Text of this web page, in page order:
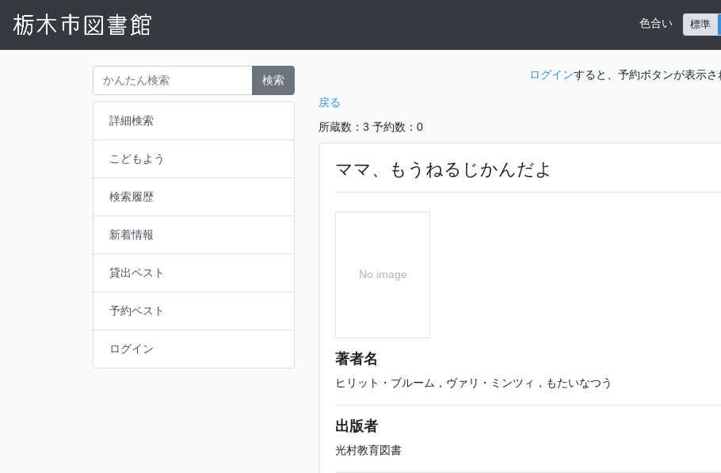
色合い 標準
検索
詳細検索
こどもよう
検索履歴
新着情報
貸出ベスト
予約ベスト
ログイン
ログインすると、予約ボタンが表示さ
戻る
所蔵数：3 予約数：0
ママ、もうねるじかんだよ
No image
著者名
ヒリット・ブルーム，ヴァリ・ミンツィ，もたいなつう
出版者
光村教育図書